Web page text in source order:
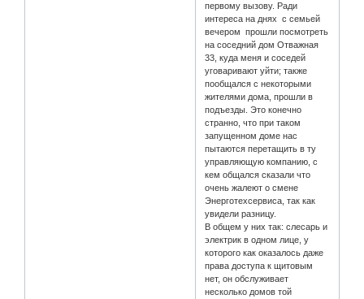
первому вызову. Ради
интереса на днях с семьей
вечером прошли посмотреть
на соседний дом Отважная
33, куда меня и соседей
уговаривают уйти; также
пообщался с некоторыми
жителями дома, прошли в
подъезды. Это конечно
странно, что при таком
запущенном доме нас
пытаются перетащить в ту
управляющую компанию, с
кем общался сказали что
очень жалеют о смене
Энерготехсервиса, так как
увидели разницу.
В общем у них так: слесарь и
электрик в одном лице, у
которого как оказалось даже
права доступа к щитовым
нет, он обслуживает
несколько домов той